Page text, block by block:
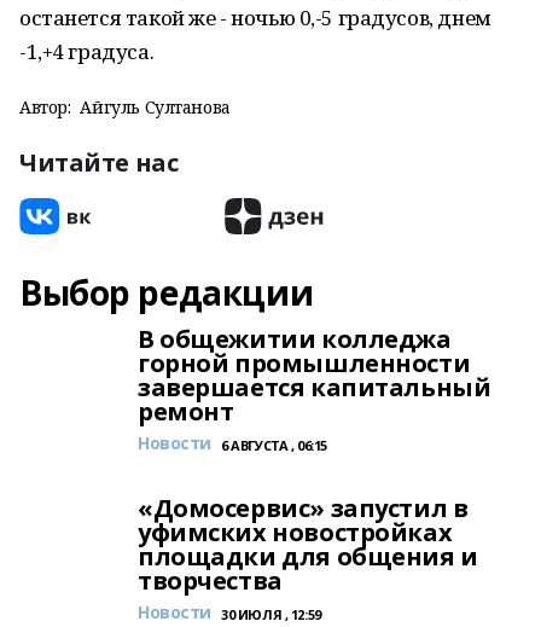
останется такой же - ночью 0,-5 градусов, днем
-1,+4 градуса.
Автор: Айгуль Султанова
Читайте нас
Выбор редакции
В общежитии колледжа
горной промышленности
завершается капитальный
ремонт
Новости 6 АВГУСТА , 06:15
«Домосервис» запустил в
уфимских новостройках
площадки для общения и
творчества
Новости 30 ИЮЛЯ , 12:59